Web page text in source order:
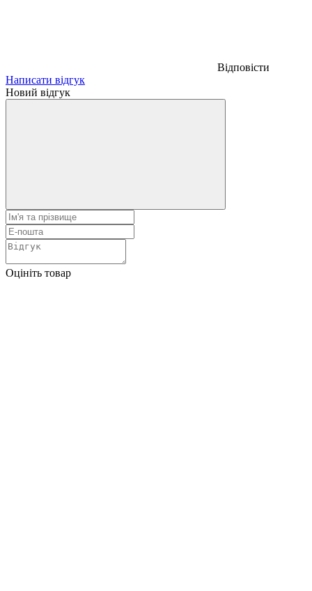
Відповісти
Написати відгук
Новий відгук
Оцініть товар